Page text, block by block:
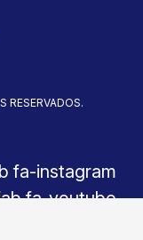
RESERVADOS.
fa-instagram
fa-youtube